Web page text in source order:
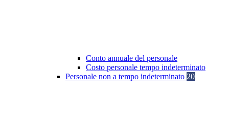
Conto annuale del personale
Costo personale tempo indeterminato
Personale non a tempo indeterminato 20